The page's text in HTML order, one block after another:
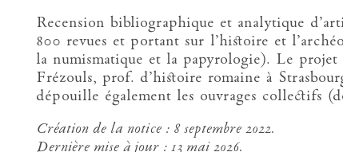
Recension bibliographique et analytique
800 revues et portant sur l’histoire et
la numismatique et la papyrologie). Le
Frézouls, prof. d’histoire romaine à
dépouille également les ouvrages collectifs
Création de la notice : 8 septembre 2022.
Dernière mise à jour : 13 mai 2026.